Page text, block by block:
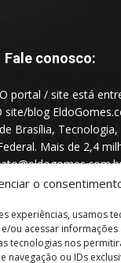
o
experiências, usamos
ou acessar
tecnologias nos
ou IDs
Fale conosco:
portal / site está
site/blog
Brasília,
Mais de 2,4